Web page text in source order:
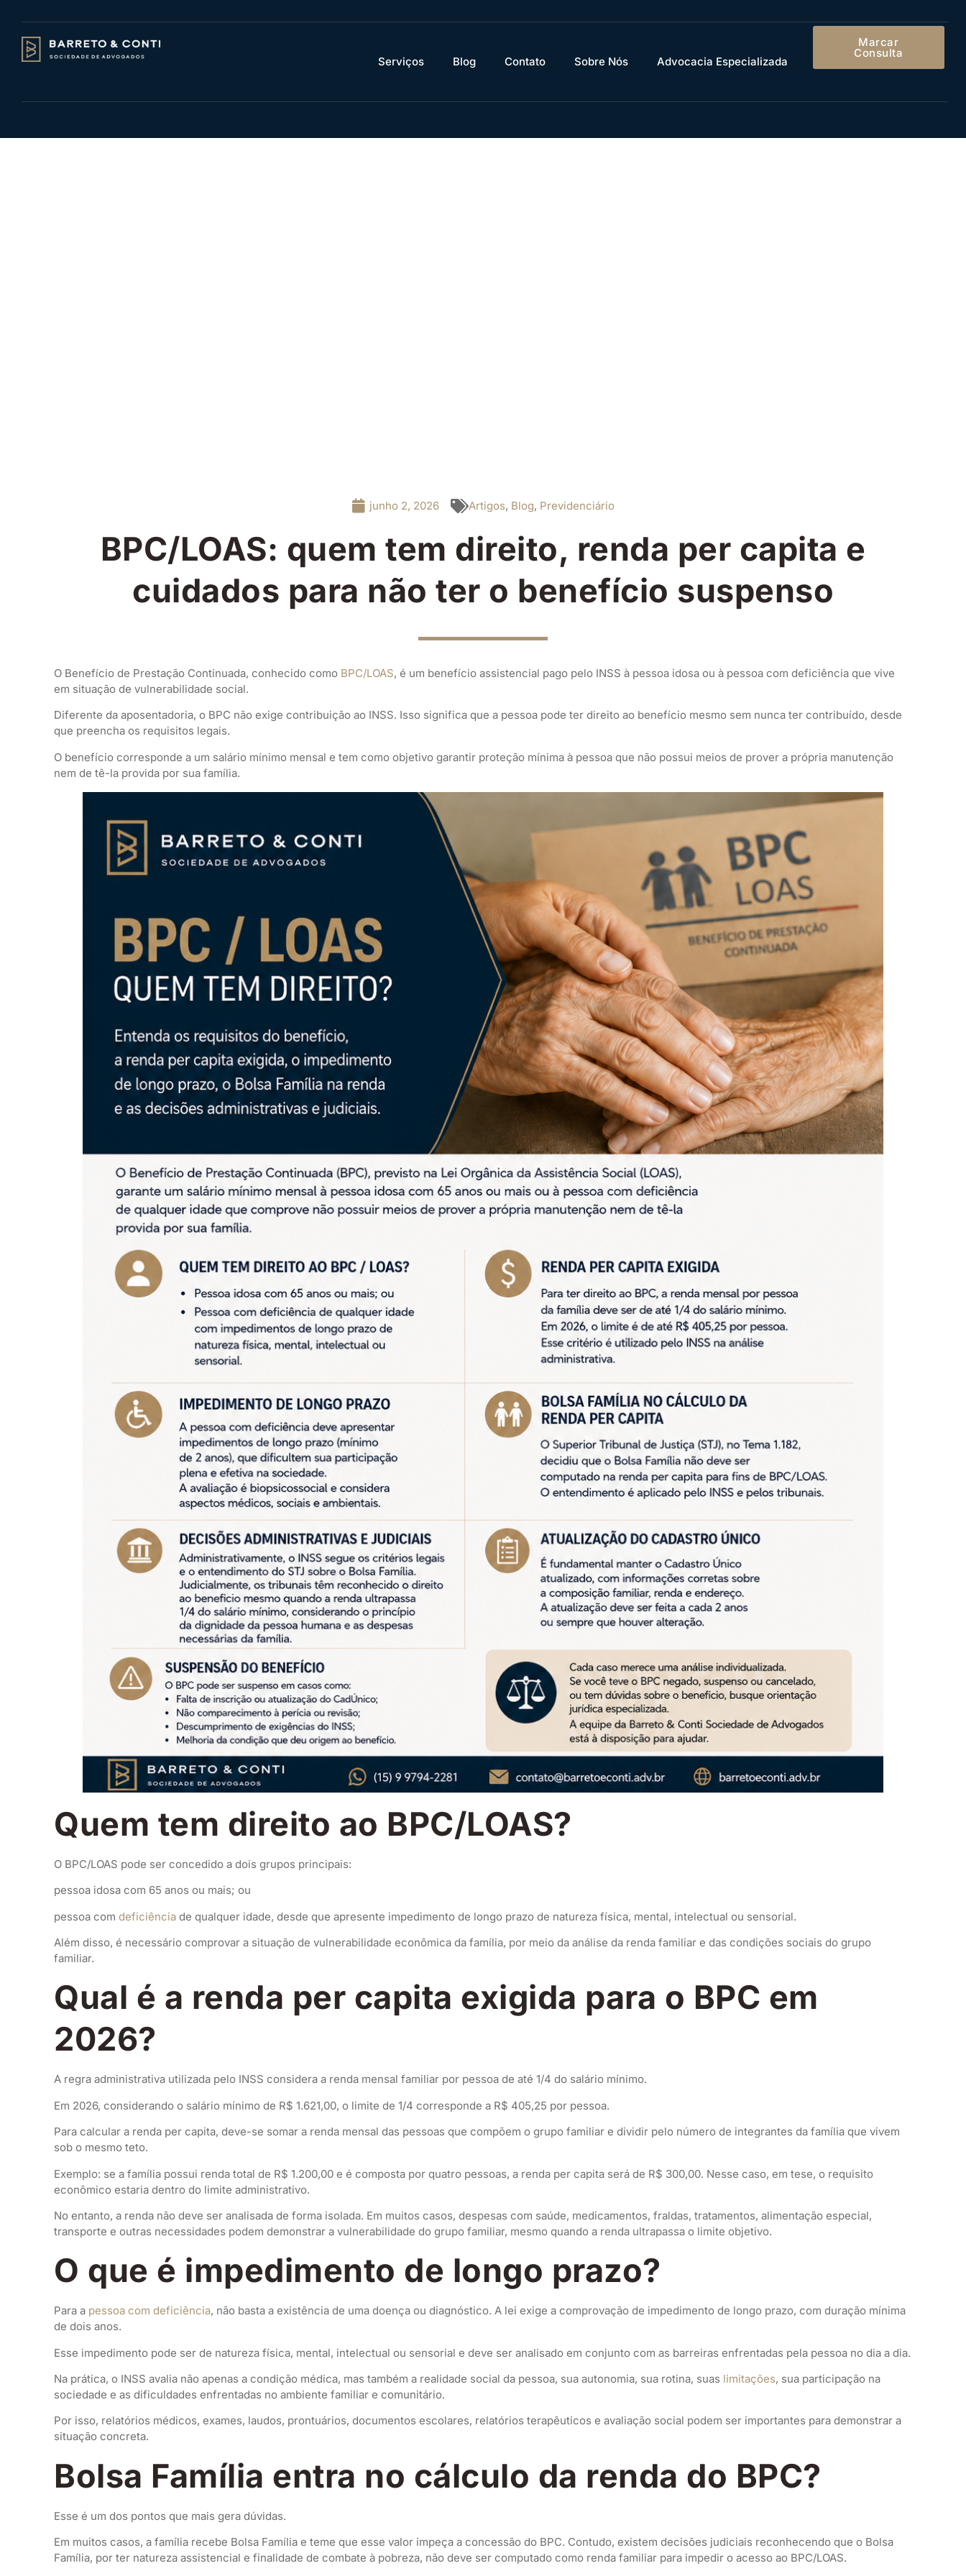
Serviços Blog Contato Sobre Nós Advocacia Especializada
Marcar
Consulta
junho 2, 2026 Artigos, Blog, Previdenciário
BPC/LOAS: quem tem direito, renda per capita e
cuidados para não ter o benefício suspenso
O Benefício de Prestação Continuada, conhecido como BPC/LOAS, é um benefício assistencial pago pelo INSS à pessoa idosa ou à pessoa com deficiência que vive
em situação de vulnerabilidade social.
Diferente da aposentadoria, o BPC não exige contribuição ao INSS. Isso significa que a pessoa pode ter direito ao benefício mesmo sem nunca ter contribuído, desde
que preencha os requisitos legais.
O benefício corresponde a um salário mínimo mensal e tem como objetivo garantir proteção mínima à pessoa que não possui meios de prover a própria manutenção
nem de tê-la provida por sua família.
Quem tem direito ao BPC/LOAS?
O BPC/LOAS pode ser concedido a dois grupos principais:
pessoa idosa com 65 anos ou mais; ou
pessoa com deficiência de qualquer idade, desde que apresente impedimento de longo prazo de natureza física, mental, intelectual ou sensorial.
Além disso, é necessário comprovar a situação de vulnerabilidade econômica da família, por meio da análise da renda familiar e das condições sociais do grupo
familiar.
Qual é a renda per capita exigida para o BPC em
2026?
A regra administrativa utilizada pelo INSS considera a renda mensal familiar por pessoa de até 1/4 do salário mínimo.
Em 2026, considerando o salário mínimo de R$ 1.621,00, o limite de 1/4 corresponde a R$ 405,25 por pessoa.
Para calcular a renda per capita, deve-se somar a renda mensal das pessoas que compõem o grupo familiar e dividir pelo número de integrantes da família que vivem
sob o mesmo teto.
Exemplo: se a família possui renda total de R$ 1.200,00 e é composta por quatro pessoas, a renda per capita será de R$ 300,00. Nesse caso, em tese, o requisito
econômico estaria dentro do limite administrativo.
No entanto, a renda não deve ser analisada de forma isolada. Em muitos casos, despesas com saúde, medicamentos, fraldas, tratamentos, alimentação especial,
transporte e outras necessidades podem demonstrar a vulnerabilidade do grupo familiar, mesmo quando a renda ultrapassa o limite objetivo.
O que é impedimento de longo prazo?
Para a pessoa com deficiência, não basta a existência de uma doença ou diagnóstico. A lei exige a comprovação de impedimento de longo prazo, com duração mínima
de dois anos.
Esse impedimento pode ser de natureza física, mental, intelectual ou sensorial e deve ser analisado em conjunto com as barreiras enfrentadas pela pessoa no dia a dia.
Na prática, o INSS avalia não apenas a condição médica, mas também a realidade social da pessoa, sua autonomia, sua rotina, suas limitações, sua participação na
sociedade e as dificuldades enfrentadas no ambiente familiar e comunitário.
Por isso, relatórios médicos, exames, laudos, prontuários, documentos escolares, relatórios terapêuticos e avaliação social podem ser importantes para demonstrar a
situação concreta.
Bolsa Família entra no cálculo da renda do BPC?
Esse é um dos pontos que mais gera dúvidas.
Em muitos casos, a família recebe Bolsa Família e teme que esse valor impeça a concessão do BPC. Contudo, existem decisões judiciais reconhecendo que o Bolsa
Família, por ter natureza assistencial e finalidade de combate à pobreza, não deve ser computado como renda familiar para impedir o acesso ao BPC/LOAS.